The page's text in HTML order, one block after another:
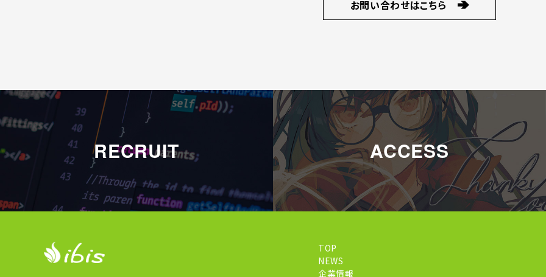
お問い合わせはこちら
RECRUIT ACCESS
TOP
NEWS
企業情報